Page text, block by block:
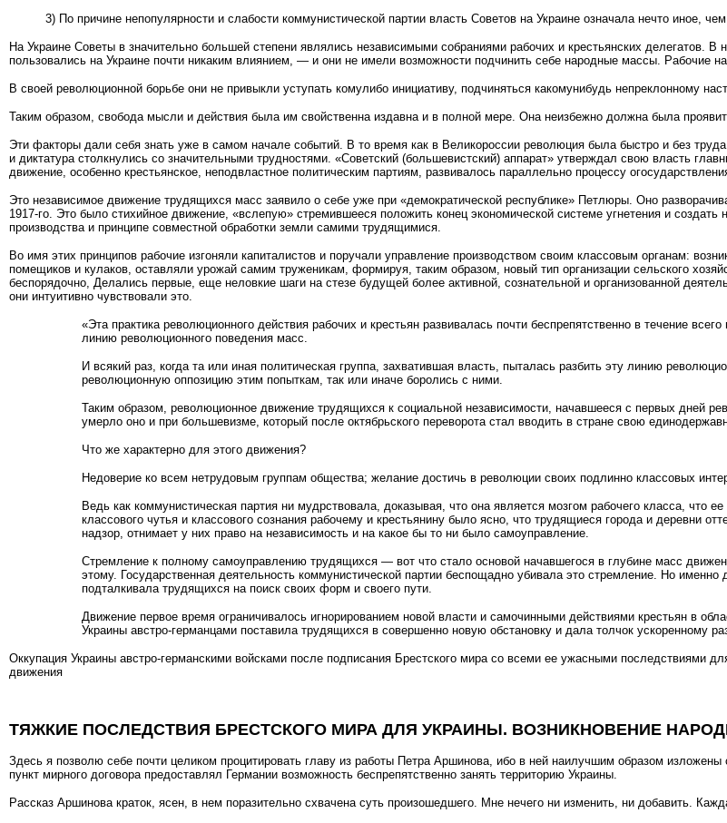
3) По причине непопулярности и слабости коммунистической партии власть Советов на Украине означала нечто иное,
На Украине Советы в значительно большей степени являлись независимыми собраниями рабочих и крестьянских делегатов.
пользовались на Украине почти никаким влиянием, — и они не имели возможности подчинить себе народные массы. Рабочие
В своей революционной борьбе они не привыкли уступать комулибо инициативу, подчиняться какомунибудь непреклонному
Таким образом, свобода мысли и действия была им свойственна издавна и в полной мере. Она неизбежно должна была
Эти факторы дали себя знать уже в самом начале событий. В то время как в Великороссии революция была быстро и без
и диктатура столкнулись со значительными трудностями. «Со­ветский (большевистский) аппарат» утверждал свою власть
движение, особенно крестьянское, неподвластное политическим партиям, развивалось параллельно процессу
Это независимое движение трудящихся масс заявило о себе уже при «демократической республике» Петлюры. Оно
1917-го. Это было стихийное движение, «вслепую» стремившееся положить конец экономической системе угнетения и
производства и принципе совместной обработки земли самими трудящимися.
Во имя этих принципов рабочие изгоняли капиталистов и поручали управление производством своим классовым органам:
помещиков и кулаков, оставляли урожай самим труженикам, формируя, таким образом, новый тип организации сельского
беспорядочно, Делались первые, еще неловкие шаги на стезе будущей более активной, сознательной и организованной
они интуитивно чувствовали это.
«Эта практика революционного действия рабочих и крестьян развивалась почти беспрепятственно в течение
линию революционного поведения масс.
И всякий раз, когда та или иная политическая группа, захватившая власть, пыталась разбить эту линию
революционную оппозицию этим попыткам, так или иначе боролись с ними.
Таким образом, революционное движение трудящихся к социальной независимости, начавшееся с первых дней
умерло оно и при большевизме, который после октябрьского переворота стал вводить в стране свою
Что же характерно для этого движения?
Недоверие ко всем нетрудовым группам общества; желание достичь в революции своих подлинно классовых
Ведь как коммунистическая партия ни мудрствовала, доказывая, что она является мозгом рабочего класса, что
классового чутья и классового сознания рабочему и крестьянину было ясно, что трудящиеся города и деревни
надзор, отнимает у них право на независимость и на какое бы то ни было самоуправление.
Стремление к полному самоуправлению трудящихся — вот что стало основой начавшегося в глубине масс
этому. Государственная деятельность коммунистической партии беспощадно убивала это стремление. Но
подталкивала трудящихся на поиск своих форм и своего пути.
Движение первое время ограничивалось игнорированием новой власти и самочинными действиями крестьян в
Украины австро-германцами поставила трудящихся в совершенно новую обстановку и дала толчок ускоренному
Оккупация Украины австро-германскими войсками после подписания Брестского мира со всеми ее ужасными последствиями
движения
ТЯЖКИЕ ПОСЛЕДСТВИЯ БРЕСТСКОГО МИРА ДЛЯ УКРАИНЫ. ВОЗНИКНОВЕНИЕ
Здесь я позволю себе почти целиком процитировать главу из ра­боты Петра Аршинова, ибо в ней наилучшим образом
пункт мирного договора предоставлял Германии возможность беспрепятственно занять территорию Украины.
Рассказ Аршинова краток, ясен, в нем поразительно схвачена суть произошедшего. Мне нечего ни изменить, ни добавить.